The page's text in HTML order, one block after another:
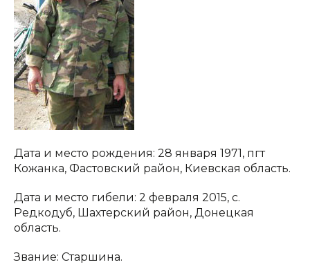
Дата и место рождения: 28 января 1971, пгт
Кожанка, Фастовский район, Киевская область.
Дата и место гибели: 2 февраля 2015, с.
Редкодуб, Шахтерский район, Донецкая
область.
Звание: Старшина.